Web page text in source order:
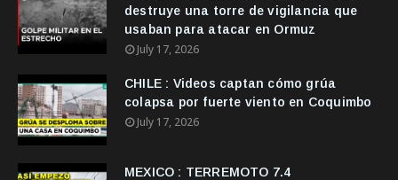
destruye una torre de vigilancia que
usaban para atacar en Ormuz
July 17, 2026
CHILE : Videos captan cómo grúa
colapsa por fuerte viento en Coquimbo
July 17, 2026
MEXICO : TERREMOTO 7.4